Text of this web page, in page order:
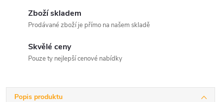
Zboží skladem
Prodávané zboží je přímo na našem skladě
Skvělé ceny
Pouze ty nejlepší cenové nabídky
Popis produktu